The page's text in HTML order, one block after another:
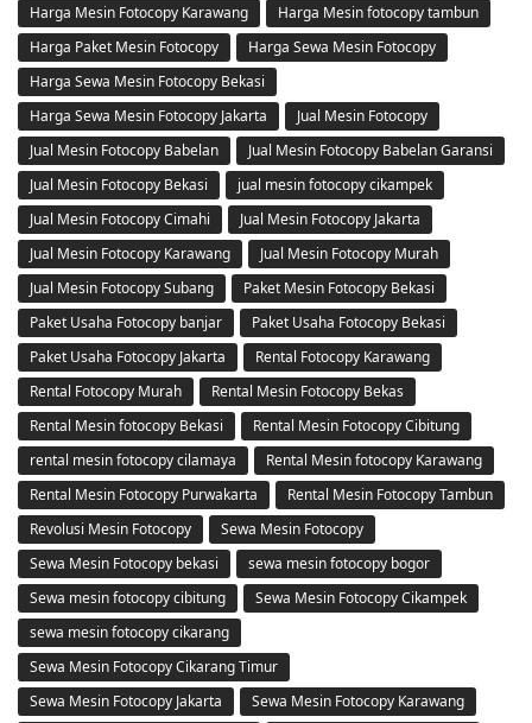
Harga Mesin Fotocopy Karawang
Harga Mesin fotocopy tambun
Harga Paket Mesin Fotocopy
Harga Sewa Mesin Fotocopy
Harga Sewa Mesin Fotocopy Bekasi
Harga Sewa Mesin Fotocopy Jakarta
Jual Mesin Fotocopy
Jual Mesin Fotocopy Babelan
Jual Mesin Fotocopy Babelan Garansi
Jual Mesin Fotocopy Bekasi
jual mesin fotocopy cikampek
Jual Mesin Fotocopy Cimahi
Jual Mesin Fotocopy Jakarta
Jual Mesin Fotocopy Karawang
Jual Mesin Fotocopy Murah
Jual Mesin Fotocopy Subang
Paket Mesin Fotocopy Bekasi
Paket Usaha Fotocopy banjar
Paket Usaha Fotocopy Bekasi
Paket Usaha Fotocopy Jakarta
Rental Fotocopy Karawang
Rental Fotocopy Murah
Rental Mesin Fotocopy Bekas
Rental Mesin fotocopy Bekasi
Rental Mesin Fotocopy Cibitung
rental mesin fotocopy cilamaya
Rental Mesin fotocopy Karawang
Rental Mesin Fotocopy Purwakarta
Rental Mesin Fotocopy Tambun
Revolusi Mesin Fotocopy
Sewa Mesin Fotocopy
Sewa Mesin Fotocopy bekasi
sewa mesin fotocopy bogor
Sewa mesin fotocopy cibitung
Sewa Mesin Fotocopy Cikampek
sewa mesin fotocopy cikarang
Sewa Mesin Fotocopy Cikarang Timur
Sewa Mesin Fotocopy Jakarta
Sewa Mesin Fotocopy Karawang